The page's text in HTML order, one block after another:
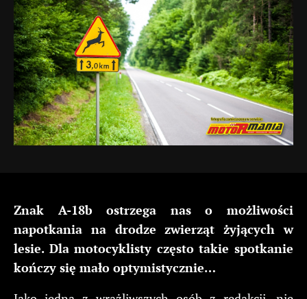
Znak A-18b ostrzega nas o możliwości
napotkania na drodze zwierząt żyjących w
lesie. Dla motocyklisty często takie spotkanie
kończy się mało optymistycznie…